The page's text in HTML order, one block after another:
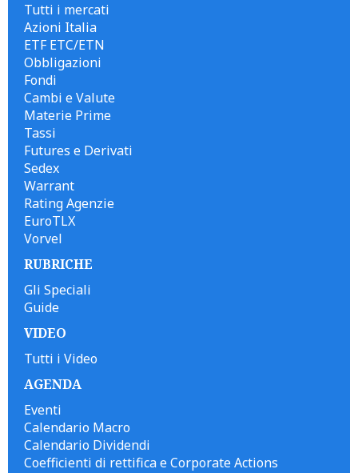
Tutti i mercati
Azioni Italia
ETF ETC/ETN
Obbligazioni
Fondi
Cambi e Valute
Materie Prime
Tassi
Futures e Derivati
Sedex
Warrant
Rating Agenzie
EuroTLX
Vorvel
RUBRICHE
Gli Speciali
Guide
VIDEO
Tutti i Video
AGENDA
Eventi
Calendario Macro
Calendario Dividendi
Coefficienti di rettifica e Corporate Actions